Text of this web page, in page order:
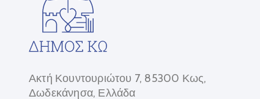
Ακτή Κουντουριώτου 7, 85300 Κως,
Δωδεκάνησα, Ελλάδα